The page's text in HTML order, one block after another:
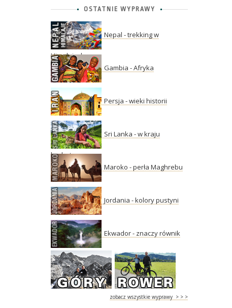
OSTATNIE WYPRAWY
Nepal - trekking w
Himalajach
Gambia - Afryka
Persja - wieki historii
Sri Lanka - w kraju
herbaty
Maroko - perła Maghrebu
Jordania - kolory pustyni
Ekwador - znaczy równik
zobacz wszystkie wyprawy > > >